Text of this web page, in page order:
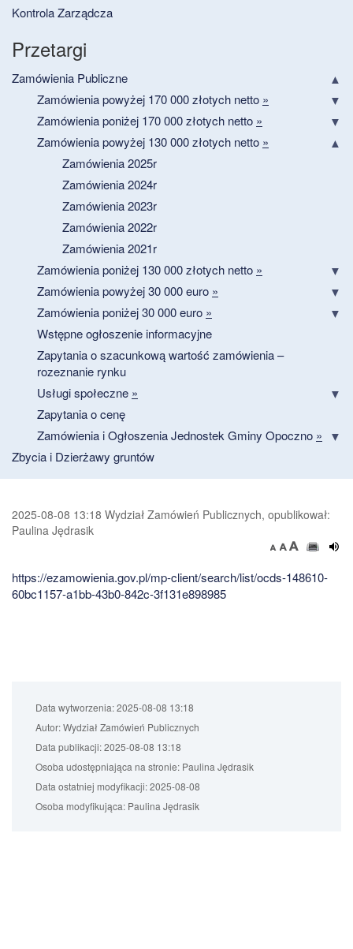
Kontrola Zarządcza
Przetargi
Zamówienia Publiczne
Zamówienia powyżej 170 000 złotych netto »
Zamówienia poniżej 170 000 złotych netto »
Zamówienia powyżej 130 000 złotych netto »
Zamówienia 2025r
Zamówienia 2024r
Zamówienia 2023r
Zamówienia 2022r
Zamówienia 2021r
Zamówienia poniżej 130 000 złotych netto »
Zamówienia powyżej 30 000 euro »
Zamówienia poniżej 30 000 euro »
Wstępne ogłoszenie informacyjne
Zapytania o szacunkową wartość zamówienia –
rozeznanie rynku
Usługi społeczne »
Zapytania o cenę
Zamówienia i Ogłoszenia Jednostek Gminy Opoczno »
Zbycia i Dzierżawy gruntów
2025-08-08 13:18 Wydział Zamówień Publicznych, opublikował:
Paulina Jędrasik
https://ezamowienia.gov.pl/mp-client/search/list/ocds-148610-
60bc1157-a1bb-43b0-842c-3f131e898985
Data wytworzenia:2025-08-08 13:18
Autor:Wydział Zamówień Publicznych
Data publikacji:2025-08-08 13:18
Osoba udostępniająca na stronie: Paulina Jędrasik
Data ostatniej modyfikacji:2025-08-08
Osoba modyfikująca: Paulina Jędrasik